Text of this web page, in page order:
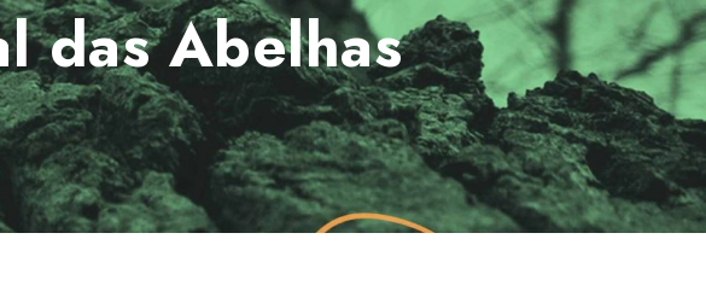
das Abelhas